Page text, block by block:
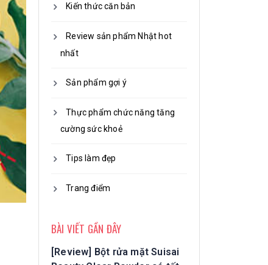
Kiến thức căn bản
Review sản phẩm Nhật hot
nhất
Sản phẩm gợi ý
Thực phẩm chức năng tăng
cường sức khoẻ
Tips làm đẹp
Trang điểm
BÀI VIẾT GẦN ĐÂY
[Review] Bột rửa mặt Suisai